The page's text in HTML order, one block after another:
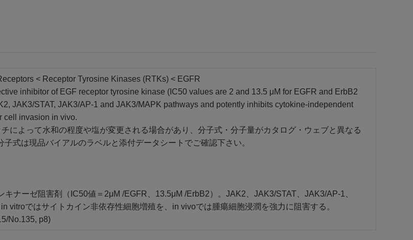
< Receptor Tyrosine Kinases (RTKs) < EGFR
inhibitor of EGF receptor tyrosine kinase (IC50 values are 2 and 13.5 μM for EGFR and ErbB2
JAK3/STAT, JAK3/AP-1 and JAK3/MAPK pathways and potently inhibits cytokine-independent
cell invasion in vivo.
によって水和の程度や塩が変更される場合があり、分子式・分子量がカタログ・ウェブと異なる
子式は現品バイアルのラベルと添付データシートでご確認下さい。
キナーゼ阻害剤（IC50値＝2μM /EGFR、13.5μM /ErbB2）。JAK2、JAK3/STAT、JAK3/AP-1、
vitroではサイトカイン非依存性細胞増殖を、in vivoでは腫瘍細胞浸潤を強力に阻害する。
No.135, p8)